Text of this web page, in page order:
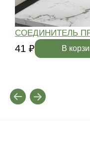
СОЕДИНИТЕЛЬ
41 ₽ В